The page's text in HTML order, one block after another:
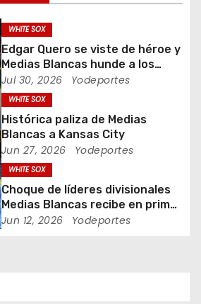
WHITE SOX
Edgar Quero se viste de héroe y
Medias Blancas hunde a los
Yankees de Nueva York en doce
entradas
Jul 30, 2026 Yodeportes
WHITE SOX
Histórica paliza de Medias
Blancas a Kansas City
Jun 27, 2026 Yodeportes
WHITE SOX
Choque de líderes divisionales
Medias Blancas recibe en primer
lugar al campeón Dodgers de
Jun 12, 2026 Yodeportes